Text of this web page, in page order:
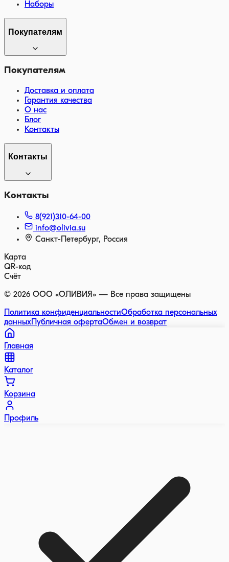
Наборы
Покупателям
Покупателям
Доставка и оплата
Гарантия качества
О нас
Блог
Контакты
Контакты
Контакты
8(921)310-64-00
info@olivia.su
Санкт-Петербург, Россия
Карта
QR-код
Счёт
© 2026 ООО «ОЛИВИЯ» — Все права защищены
Политика конфиденциальностиОбработка персональных
данныхПубличная офертаОбмен и возврат
Главная
Каталог
Корзина
Профиль